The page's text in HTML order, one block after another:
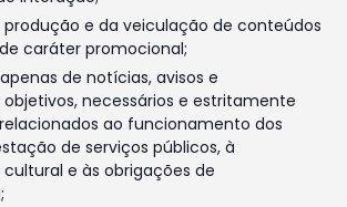
produção e da veiculação de conteúdos
caráter promocional;
de notícias, avisos e
necessários e estritamente
ao funcionamento dos
de serviços públicos, à
e às obrigações de